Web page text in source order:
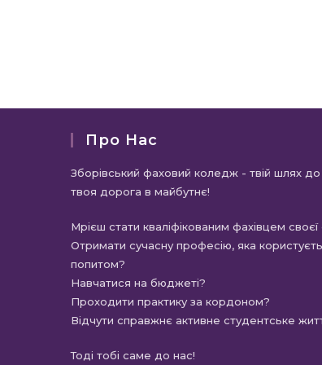
Про Нас
Зборівський фаховий коледж - твій шлях до
твоя дорога в майбутнє!
Мрієш стати кваліфікованим фахівцем
Отримати сучасну професію, яка
попитом?
Навчатися на бюджеті?
Проходити практику за кордоном?
Відчути справжнє активне студентське
Тоді тобі саме до нас!